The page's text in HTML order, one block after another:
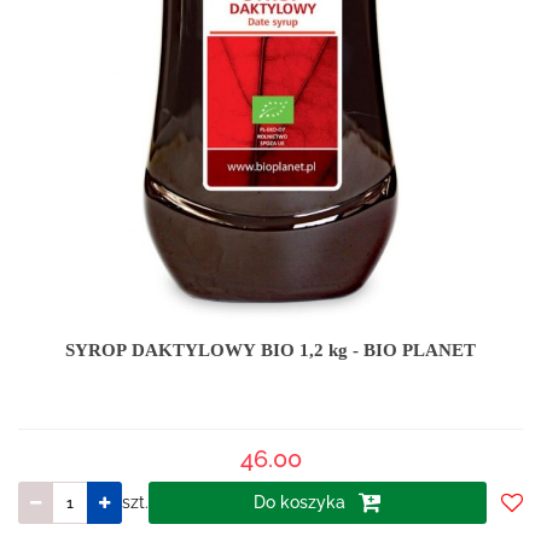
SYROP DAKTYLOWY BIO 1,2 kg - BIO PLANET
46.00
szt. Do koszyka